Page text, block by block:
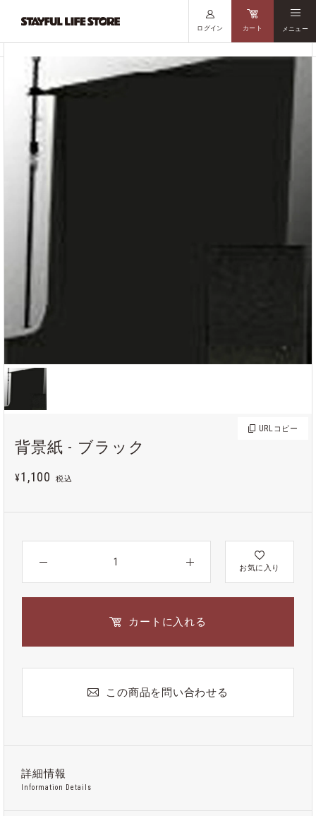
ログイン カート メニュー
URL コピー
背景紙 - ブラック
¥1,100 税込
お気に入り
カートに入れる
この商品を問い合わせる
詳細情報
Information Details